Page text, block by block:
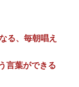
る、毎朝唱え
言葉ができる